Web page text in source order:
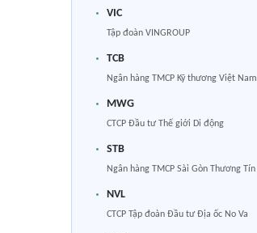
VIC
Tập đoàn VINGROUP
TCB
Ngân hàng TMCP Kỹ thương Việt Nam
MWG
CTCP Đầu tư Thế giới Di động
STB
Ngân hàng TMCP Sài Gòn Thương Tín
NVL
CTCP Tập đoàn Đầu tư Địa ốc No Va